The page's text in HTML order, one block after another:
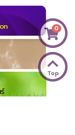
0
Top